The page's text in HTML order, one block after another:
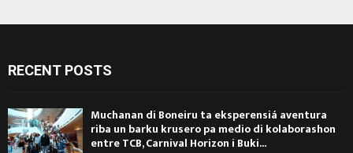
RECENT POSTS
Muchanan di Boneiru ta eksperensiá aventura
riba un barku krusero pa medio di kolaborashon
entre TCB, Carnival Horizon i Buki...